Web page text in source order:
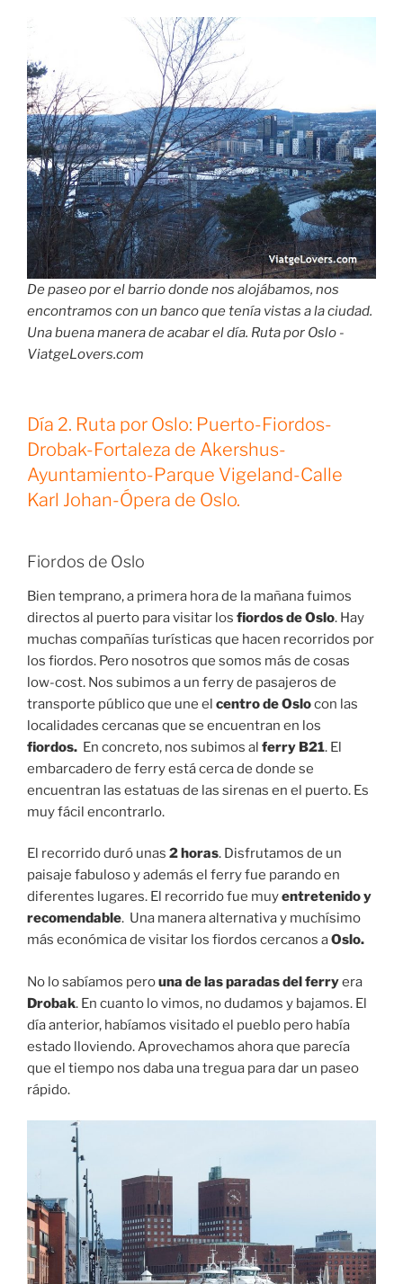
De paseo por el barrio donde nos alojábamos, nos
encontramos con un banco que tenía vistas a la ciudad.
Una buena manera de acabar el día. Ruta por Oslo -
ViatgeLovers.com
Día 2. Ruta por Oslo: Puerto-Fiordos-
Drobak-Fortaleza de Akershus-
Ayuntamiento-Parque Vigeland-Calle
Karl Johan-Ópera de Oslo.
Fiordos de Oslo
Bien temprano, a primera hora de la mañana fuimos
directos al puerto para visitar los fiordos de Oslo. Hay
muchas compañías turísticas que hacen recorridos por
los fiordos. Pero nosotros que somos más de cosas
low-cost. Nos subimos a un ferry de pasajeros de
transporte público que une el centro de Oslocon las
localidades cercanas que se encuentran en los
fiordos. En concreto, nos subimos al ferry B21. El
embarcadero de ferry está cerca de donde se
encuentran las estatuas de las sirenas en el puerto. Es
muy fácil encontrarlo.
El recorrido duró unas 2 horas. Disfrutamos de un
paisaje fabuloso y además el ferry fue parando en
diferentes lugares. El recorrido fue muyentretenido y
recomendable. Una manera alternativa y muchísimo
más económica de visitar los fiordos cercanos aOslo.
No lo sabíamos perouna de las paradas del ferryera
Drobak. En cuanto lo vimos, no dudamos y bajamos. El
día anterior, habíamos visitado el pueblo pero había
estado lloviendo. Aprovechamos ahora que parecía
que el tiempo nos daba una tregua para dar un paseo
rápido.